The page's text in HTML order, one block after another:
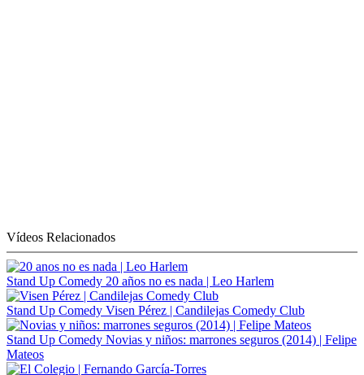
Vídeos Relacionados
Stand Up Comedy 20 años no es nada | Leo Harlem
Stand Up Comedy Visen Pérez | Candilejas Comedy Club
Stand Up Comedy Novias y niños: marrones seguros (2014) | Felipe
Mateos